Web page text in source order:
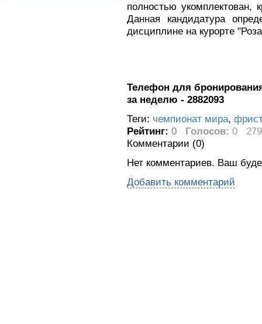
полностью укомплектован,
Данная кандидатура
дисциплине на курорте
Телефон для
за неделю - 2882093
Теги: чемпионат мира,
Рейтинг: 0 Голосов: 0
Комментарии (0)
Нет комментариев. Ваш
Добавить комментарий